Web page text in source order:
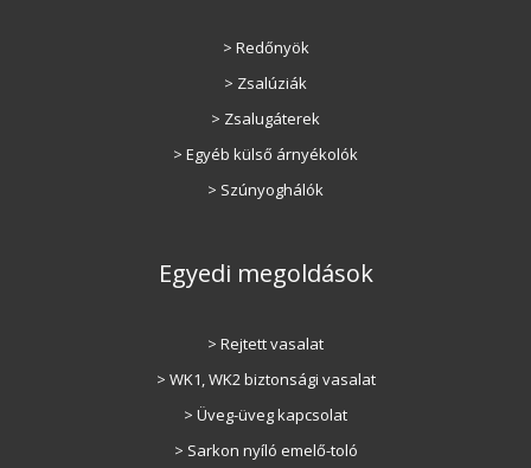
> Redőnyök
> Zsalúziák
> Zsalugáterek
> Egyéb külső árnyékolók
> Szúnyoghálók
Egyedi megoldások
> Rejtett vasalat
> WK1, WK2 biztonsági vasalat
> Üveg-üveg kapcsolat
> Sarkon nyíló emelő-toló